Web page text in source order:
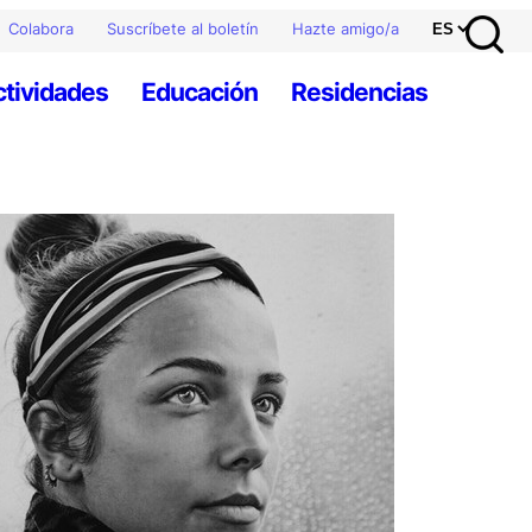
Colabora Suscríbete al boletín Hazte amigo/a
Educación Residencias